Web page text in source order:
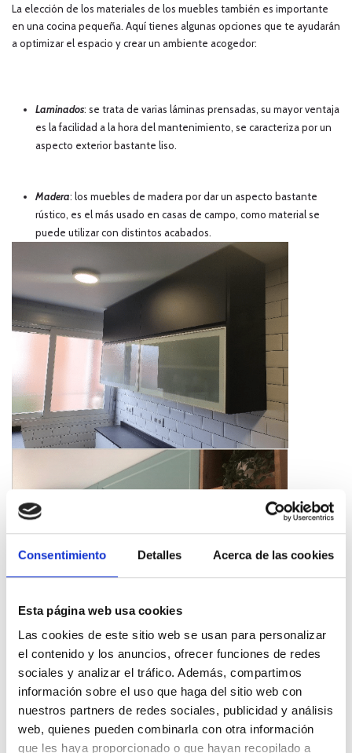
Consentimiento Detalles Acerca de las cookies
Esta página web usa cookies
Las cookies de este sitio web se usan para personalizar
el contenido y los anuncios, ofrecer funciones de redes
sociales y analizar el tráfico. Además, compartimos
información sobre el uso que haga del sitio web con
nuestros partners de redes sociales, publicidad y análisis
web, quienes pueden combinarla con otra información
que les haya proporcionado o que hayan recopilado a
La elección de los materiales de los muebles también es importante
en una cocina pequeña. Aquí tienes algunas opciones que te ayudarán
a optimizar el espacio y crear un ambiente acogedor:
Laminados: se trata de varias láminas prensadas, su mayor ventaja
es la facilidad a la hora del mantenimiento, se caracteriza por un
aspecto exterior bastante liso.
Madera: los muebles de madera por dar un aspecto bastante
rústico, es el más usado en casas de campo, como material se
puede utilizar con distintos acabados.
Para tu cocina pequeña una de las cosas más importantes es el tipo de
material que vas a utilizar para tus muebles. Si quieres saber más sobre
qué material elegir para los muebles de cocina,aquí tienes más